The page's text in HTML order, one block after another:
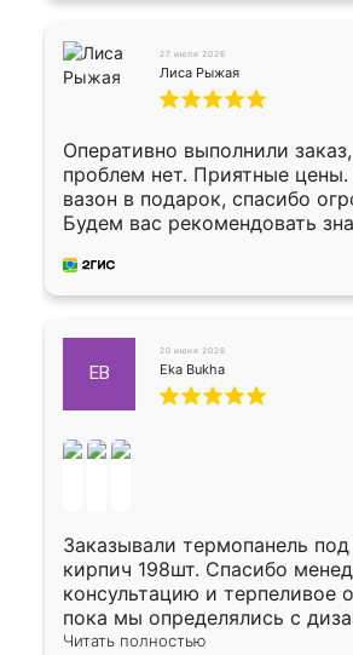
27 июля 2026
Лиса Рыжая
Оперативно выполнили
проблем нет. Приятные
вазон в подарок, спасибо
Будем вас рекомендовать
EB
20 июня 2026
Eka Bukha
Заказывали термопанель
кирпич 198шт. Спасибо
консультацию и терпеливое
пока мы определялись с
Исполнен заказ в срок,
Читать полностью